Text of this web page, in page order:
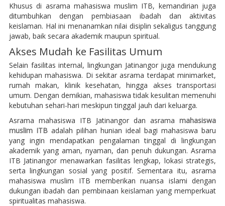
Khusus di asrama mahasiswa muslim ITB, kemandirian juga
ditumbuhkan dengan pembiasaan ibadah dan aktivitas
keislaman. Hal ini menanamkan nilai disiplin sekaligus tanggung
jawab, baik secara akademik maupun spiritual.
Akses Mudah ke Fasilitas Umum
Selain fasilitas internal, lingkungan Jatinangor juga mendukung
kehidupan mahasiswa. Di sekitar asrama terdapat minimarket,
rumah makan, klinik kesehatan, hingga akses transportasi
umum. Dengan demikian, mahasiswa tidak kesulitan memenuhi
kebutuhan sehari-hari meskipun tinggal jauh dari keluarga.
Asrama mahasiswa ITB Jatinangor dan asramamahasiswa
muslim ITBadalah pilihan hunian ideal bagi mahasiswa baru
yang ingin mendapatkan pengalaman tinggal di lingkungan
akademik yang aman, nyaman, dan penuh dukungan. Asrama
ITB Jatinangor menawarkan fasilitas lengkap, lokasi strategis,
serta lingkungan sosial yang positif. Sementara itu, asrama
mahasiswa muslim ITB memberikan nuansa islami dengan
dukungan ibadah dan pembinaan keislaman yang memperkuat
spiritualitas mahasiswa.